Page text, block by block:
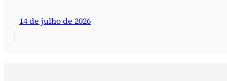
14 de julho de 2026